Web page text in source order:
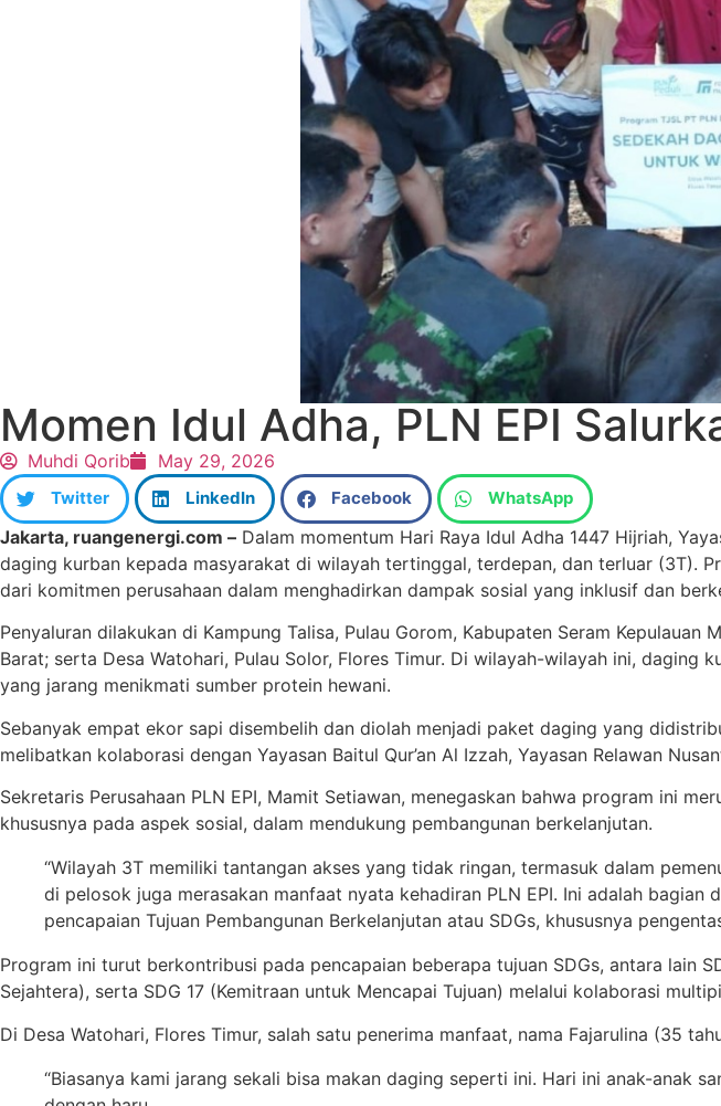
Momen Idul Adha, PLN EPI
Muhdi Qorib May 29, 2026
Twitter LinkedIn Facebook WhatsApp
Jakarta, ruangenergi.com – Dalam momentum Hari Raya Idul Adha 1447 Hijriah,
daging kurban kepada masyarakat di wilayah tertinggal, terdepan, dan terluar (3T).
dari komitmen perusahaan dalam menghadirkan dampak sosial yang inklusif dan
Penyaluran dilakukan di Kampung Talisa, Pulau Gorom, Kabupaten Seram
Barat; serta Desa Watohari, Pulau Solor, Flores Timur. Di wilayah-wilayah ini,
yang jarang menikmati sumber protein hewani.
Sebanyak empat ekor sapi disembelih dan diolah menjadi paket daging yang
melibatkan kolaborasi dengan Yayasan Baitul Qur’an Al Izzah, Yayasan Relawan
Sekretaris Perusahaan PLN EPI, Mamit Setiawan, menegaskan bahwa program ini
khususnya pada aspek sosial, dalam mendukung pembangunan berkelanjutan.
“Wilayah 3T memiliki tantangan akses yang tidak ringan, termasuk dalam
di pelosok juga merasakan manfaat nyata kehadiran PLN EPI. Ini adalah
pencapaian Tujuan Pembangunan Berkelanjutan atau SDGs, khususnya
Program ini turut berkontribusi pada pencapaian beberapa tujuan SDGs, antara lain
Sejahtera), serta SDG 17 (Kemitraan untuk Mencapai Tujuan) melalui kolaborasi
Di Desa Watohari, Flores Timur, salah satu penerima manfaat, nama Fajarulina (35
“Biasanya kami jarang sekali bisa makan daging seperti ini. Hari ini anak-anak